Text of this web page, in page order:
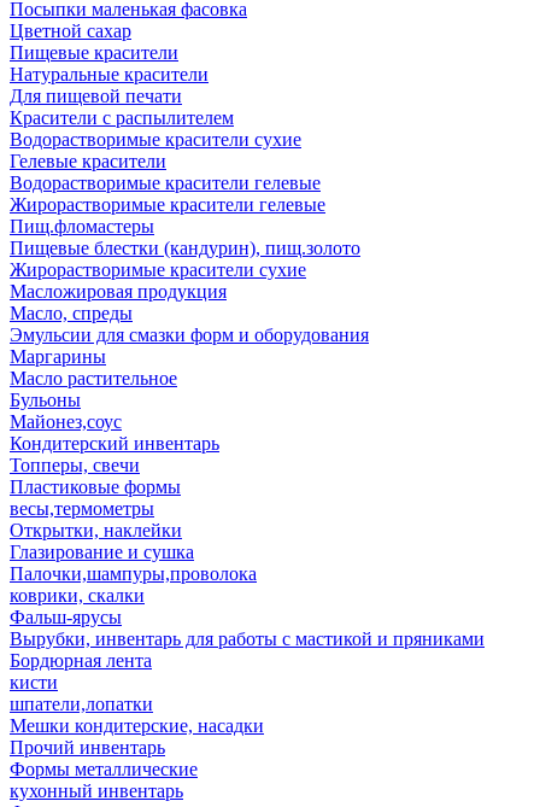
Посыпки маленькая фасовка
Цветной сахар
Пищевые красители
Натуральные красители
Для пищевой печати
Красители с распылителем
Водорастворимые красители сухие
Гелевые красители
Водорастворимые красители гелевые
Жирорастворимые красители гелевые
Пищ.фломастеры
Пищевые блестки (кандурин), пищ.золото
Жирорастворимые красители сухие
Масложировая продукция
Масло, спреды
Эмульсии для смазки форм и оборудования
Маргарины
Масло растительное
Бульоны
Майонез,соус
Кондитерский инвентарь
Топперы, свечи
Пластиковые формы
весы,термометры
Открытки, наклейки
Глазирование и сушка
Палочки,шампуры,проволока
коврики, скалки
Фальш-ярусы
Вырубки, инвентарь для работы с мастикой и пряниками
Бордюрная лента
кисти
шпатели,лопатки
Мешки кондитерские, насадки
Прочий инвентарь
Формы металлические
кухонный инвентарь